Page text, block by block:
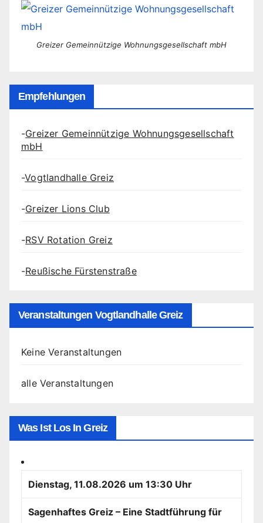
Beiträge
Greizer Gemeinnützige Wohnungsgesellschaft mbH
Empfehlungen
-Greizer Gemeinnützige Wohnungsgesellschaft
mbH
-Vogtlandhalle Greiz
-Greizer Lions Club
-RSV Rotation Greiz
-Reußische Fürstenstraße
Veranstaltungen Vogtlandhalle Greiz
Keine Veranstaltungen
alle Veranstaltungen
Was Ist Los In Greiz
Dienstag, 11.08.2026 um 13:30 Uhr
Sagenhaftes Greiz – Eine Stadtführung für